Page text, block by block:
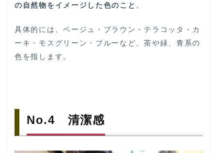
の自然物をイメージした色のこと 。
具体的には、ベージュ・ブラウン・テラコッタ・カ
ーキ・モスグリーン・ブルーなど、茶や緑、青系の
色を指します。
No.4 清潔感